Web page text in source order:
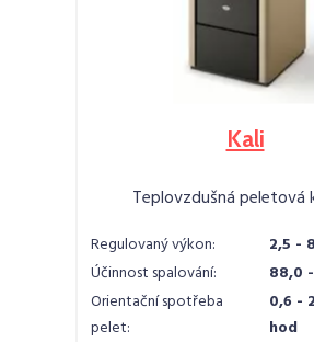
Kali
Teplovzdušná peletová
Regulovaný výkon:
2,5 -
Účinnost spalování:
88,0
Orientační spotřeba
pelet:
0,6 -
hod